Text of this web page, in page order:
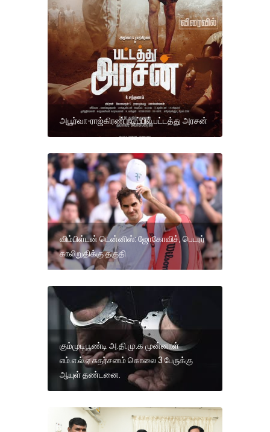
அபூர்வா-ராஜ்கிரண் நடிப்பில் பட்டத்து அரசன்
விம்பிள்டன் டென்னிஸ்: ஜோகோவிச், பெடரர்
காலிறுதிக்கு தகுதி
கும்முடிபூண்டி அ.தி.மு.க முன்னாள்
எம்.எ.ல்.ஏ சுதர்சனம் கொலை 3 பேருக்கு
ஆயுள் தண்டனை.